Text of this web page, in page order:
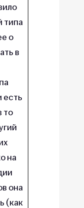
типа
о
в
есть
то
на
она
(как